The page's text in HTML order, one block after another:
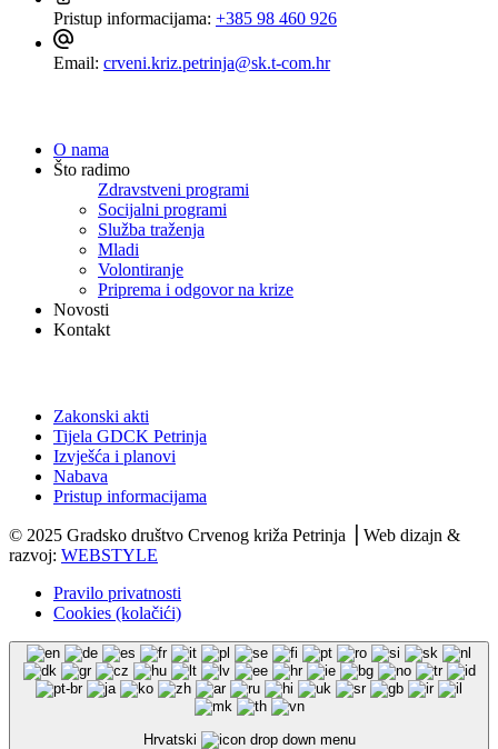
Pristup informacijama: +385 98 460 926
Email: crveni.kriz.petrinja@sk.t-com.hr
O nama
Što radimo
Zdravstveni programi
Socijalni programi
Služba traženja
Mladi
Volontiranje
Priprema i odgovor na krize
Novosti
Kontakt
Zakonski akti
Tijela GDCK Petrinja
Izvješća i planovi
Nabava
Pristup informacijama
© 2025 Gradsko društvo Crvenog križa Petrinja ⎟ Web dizajn &
razvoj: WEBSTYLE
Pravilo privatnosti
Cookies (kolačići)
Hrvatski